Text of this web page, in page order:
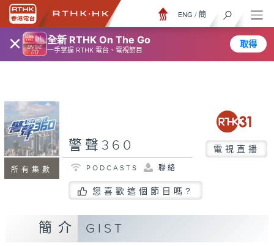
× 全新 RTHK On The Go
一手掌握 RTHK 電台、電視節目
取得
ENG / 簡
所有集數
警聲360 電視直播
PODCASTS 聯絡
您喜歡這個節目嗎?
簡介 GIST